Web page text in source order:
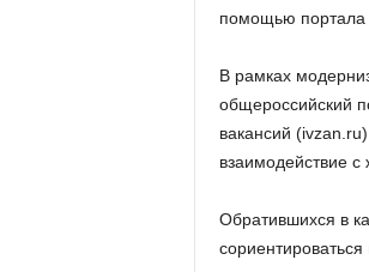
помощью портала
В рамках
общероссийский
вакансий
взаимодействие
Обратившихся в